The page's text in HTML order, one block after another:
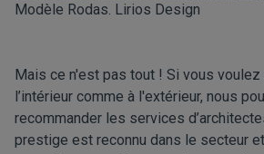
Modèle Rodas. Lirios Design
Mais ce n'est pas tout ! Si vous voulez
l’intérieur comme à l'extérieur, nous
recommander les services
prestige est reconnu dans le secteur